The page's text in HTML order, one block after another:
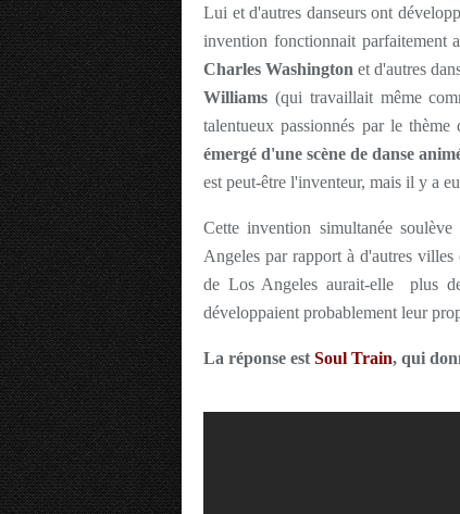
Lui et d'autres danseurs ont
invention fonctionnait
Charles Washington et d'autres
Williams (qui travaillait même
talentueux passionnés par le thème
émergé d'une scène de danse
est peut-être l'inventeur, mais il y a
Cette invention simultanée
Angeles par rapport à d'autres
de Los Angeles aurait-elle plus
développaient probablement leur
La réponse est Soul Train, qui